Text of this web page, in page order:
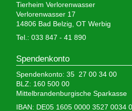
Tierheim Verlorenwasser
Verlorenwasser 17
14806 Bad Belzig, OT Werbig
Tel.: 033 847 - 41 890
Spendenkonto
Spendenkonto: 35 27 00 34 00
BLZ: 160 500 00
Mittelbrandenburgische Sparkasse
IBAN: DE05 1605 0000 3527 0034